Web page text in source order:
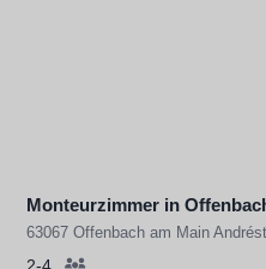
Monteurzimmer in
63067 Offenbach am Main